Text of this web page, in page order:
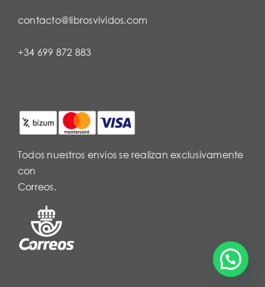
contacto@librosvividos.com
+34 699 872 883
Todos nuestros envíos se realizan exclusivamente
con
Correos.